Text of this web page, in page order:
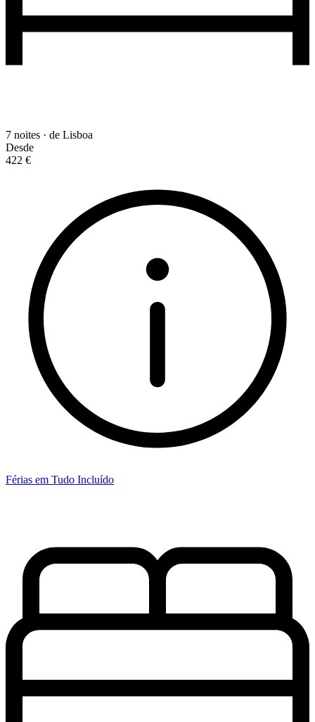
7 noites · de Lisboa
Desde
422 €
Férias em Tudo Incluído